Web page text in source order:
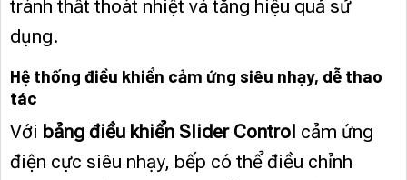
tránh thất thoát nhiệt và tăng hiệu quả sử
dụng.
Hệ thống điều khiển cảm ứng siêu nhạy, dễ thao
tác
Với bảng điều khiển Slider Control cảm ứng
điện cực siêu nhạy, bếp có thể điều chỉnh